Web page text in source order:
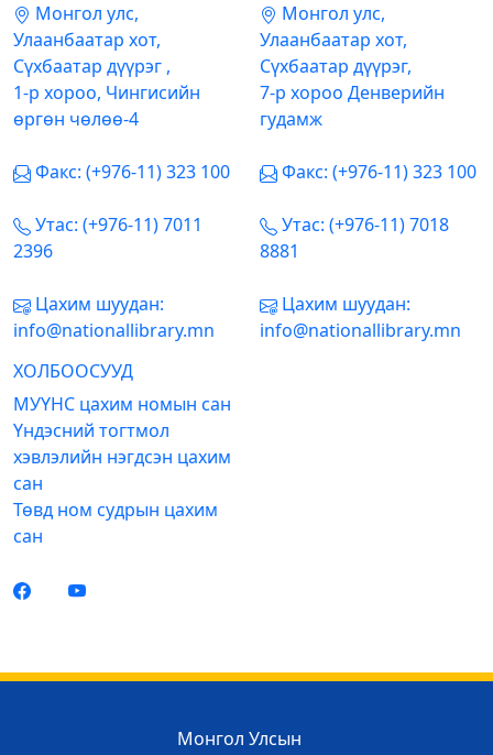
Mонгол улс,
Улаанбаатар хот,
Сүхбаатар дүүрэг ,
1-р хороо, Чингисийн
өргөн чөлөө-4
Факс: (+976-11) 323 100
Утас: (+976-11) 7011
2396
Цахим шуудан:
info@nationallibrary.mn
Mонгол улс,
Улаанбаатар хот,
Сүхбаатар дүүрэг,
7-р хороо Денверийн
гудамж
Факс: (+976-11) 323 100
Утас: (+976-11) 7018
8881
Цахим шуудан:
info@nationallibrary.mn
ХОЛБООСУУД
МУҮНС цахим номын сан
Үндэсний тогтмол
хэвлэлийн нэгдсэн цахим
сан
Төвд ном судрын цахим
сан
Монгол Улсын